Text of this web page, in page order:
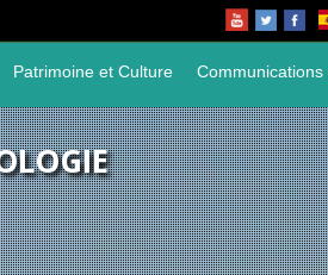
Patrimoine et Culture